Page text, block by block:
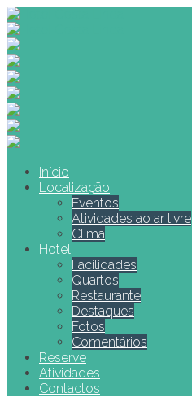
Início
Localização
Eventos
Atividades ao ar livre
Clima
Hotel
Facilidades
Quartos
Restaurante
Destaques
Fotos
Comentários
Reserve
Atividades
Contactos